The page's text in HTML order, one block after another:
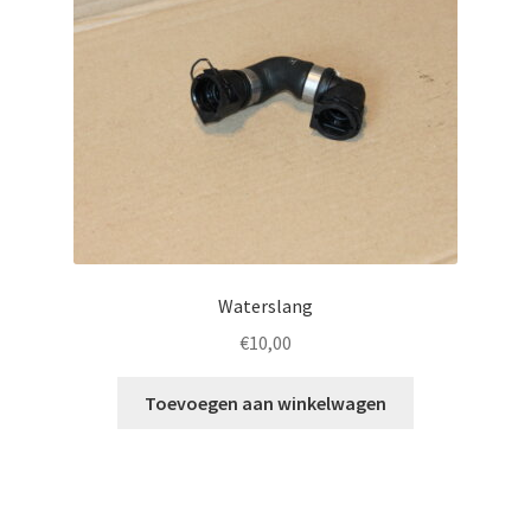
Waterslang
€10,00
Toevoegen aan winkelwagen